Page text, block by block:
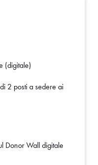
(digitale)
2 posti a sedere ai
Donor Wall digitale